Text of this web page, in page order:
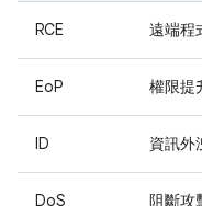
RCE 遠端程
EoP 權限提
ID 資訊外
DoS 阻斷攻